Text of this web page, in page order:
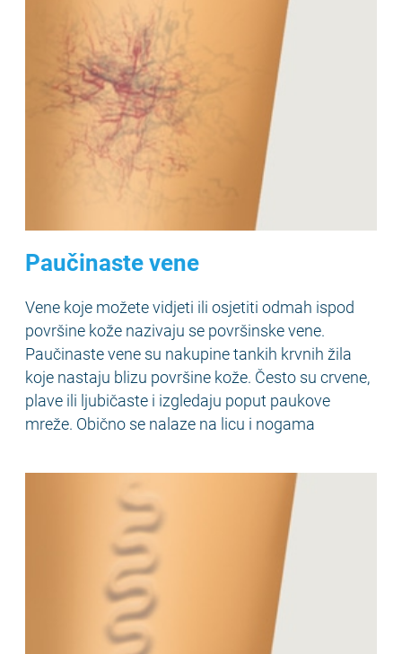
Paučinaste vene
Vene koje možete vidjeti ili osjetiti odmah ispod
površine kože nazivaju se površinske vene.
Paučinaste vene su nakupine tankih krvnih žila
koje nastaju blizu površine kože. Često su crvene,
plave ili ljubičaste i izgledaju poput paukove
mreže. Obično se nalaze na licu i nogama